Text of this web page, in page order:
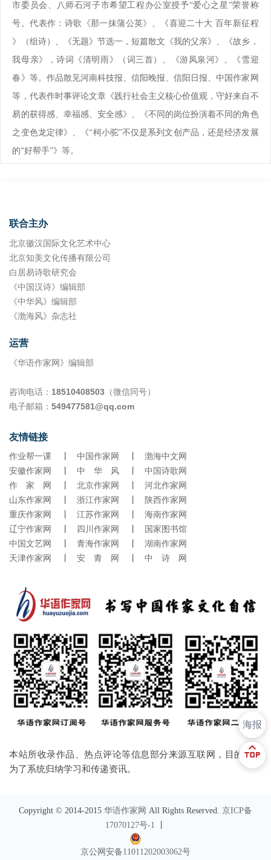
市委员会、八师石河子市希望工程办公室授予“爱心之星”荣誉称
号。代表作：诗歌《那一抹蒲公英》、《喜迎二十大 百年新征程
》（组诗）、《无题》节选一，短篇散文《我的父亲》、《故乡，
我母亲》，诗词《清明雨》（词三首）、《游凤泉河》、《雪迎
春》等。作品散见河南科技报、信阳晚报、信阳日报、中国作家网
等，代表作时事评论文章《践行社会主义核心价值观，守好来自不
易的获得感、幸福感、安全感》、《不同的岗位扮演着不同的角色
之变色龙定律》、《“柯小驼”不仅是系列文创产品，还是经济发展
的“好帮手”》等。
海报
联合主办
北京徽汉国际文化艺术中心
北京知美文化传播有限公司
白居易诗歌研究会
《中国汉诗》编辑部
《中华风》编辑部
《渤海风》杂志社
运营
《华语作家网》编辑部
咨询电话： 18510408503 （微信同号）
电子邮箱： 549477581@qq.com
友情链接
作业帮一课 中国作家网
渤海中文网
安徽作家网
中 华 风
中国诗歌网
作 家 网
北京作家网
河北作家网
山东作家网
浙江作家网
陕西作家网
重庆作家网
江苏作家网
海南作家网
辽宁作家网
四川作家网
国家图书馆
中国文艺网
青海作家网
湖南作家网
天津作家网
安 青 网 中 诗 网
本站所收录作品、热点评论等信息部分来源互联网，目的只是
为了系统归纳学习和传递资讯。
Copyright © 2014-2015 华语作家网 All Rights Reserved. 京ICP备
17070127号-1
京公网安备11011202003062号